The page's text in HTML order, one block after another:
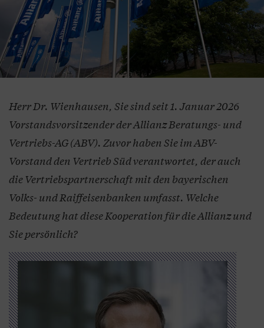
Herr Dr. Wienhausen, Sie sind seit 1. Januar 2026
Vorstandsvorsitzender der Allianz Beratungs- und
Vertriebs-AG (ABV). Zuvor haben Sie im ABV-
Vorstand den Vertrieb Süd verantwortet, der auch
die Vertriebspartnerschaft mit den bayerischen
Volks- und Raiffeisenbanken umfasst. Welche
Bedeutung hat diese Kooperation für die Allianz und
Sie persönlich?